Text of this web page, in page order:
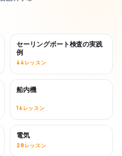
セーリングボート検査の実践
例
44レッスン
船内機
14レッスン
電気
28レッスン